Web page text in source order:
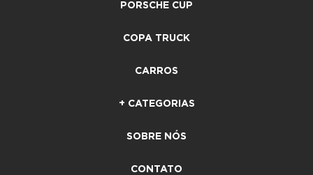
PORSCHE CUP
COPA TRUCK
CARROS
+ CATEGORIAS
SOBRE NÓS
CONTATO